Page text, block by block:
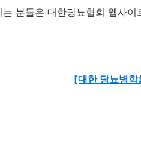
분들은 대한당뇨협회 웹사
[대한 당뇨병학